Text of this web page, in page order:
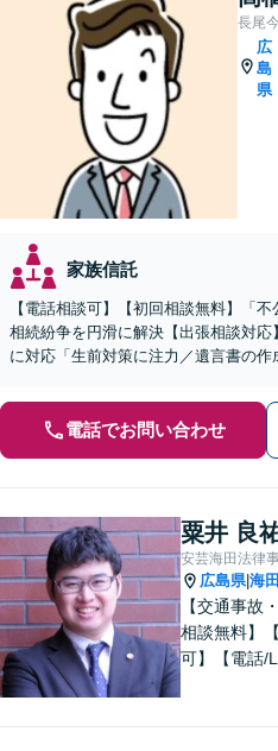
長尾
広
島
県
家族信託
【電話相談可】【初回相談無料】「
相続紛争を円滑に解決【出張相談対
に対応「生前対策に注力／遺言書の作
電話でお問い合わせ
粟井 良
安芸海田法律
広島県|海
【交通事故
相談無料】
可】【電話/